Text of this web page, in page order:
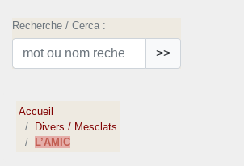
Recherche / Cerca :
>>
Accueil
Divers / Mesclats
L’AMIC